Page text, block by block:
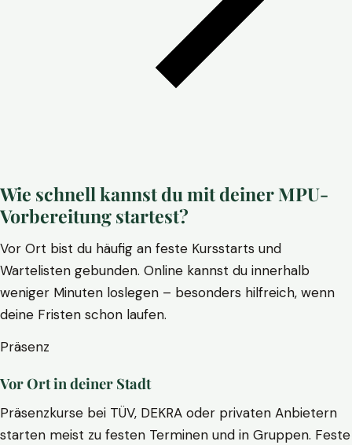
Wie schnell kannst du mit deiner MPU-
Vorbereitung startest?
Vor Ort bist du häufig an feste Kursstarts und
Wartelisten gebunden. Online kannst du innerhalb
weniger Minuten loslegen – besonders hilfreich, wenn
deine Fristen schon laufen.
Präsenz
Vor Ort in deiner Stadt
Präsenzkurse bei TÜV, DEKRA oder privaten Anbietern
starten meist zu festen Terminen und in Gruppen. Feste